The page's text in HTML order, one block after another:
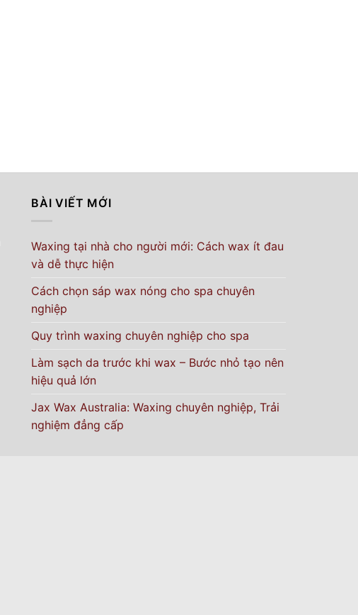
BÀI VIẾT MỚI
Waxing tại nhà cho người mới: Cách wax ít đau
và dễ thực hiện
Cách chọn sáp wax nóng cho spa chuyên
nghiệp
Quy trình waxing chuyên nghiệp cho spa
Làm sạch da trước khi wax – Bước nhỏ tạo nên
hiệu quả lớn
Jax Wax Australia: Waxing chuyên nghiệp, Trải
nghiệm đẳng cấp